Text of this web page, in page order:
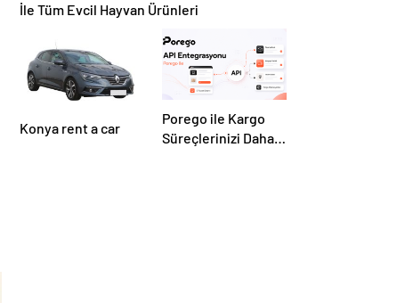
İle Tüm Evcil Hayvan Ürünleri
Konya rent a car
Porego ile Kargo
Süreçlerinizi Daha